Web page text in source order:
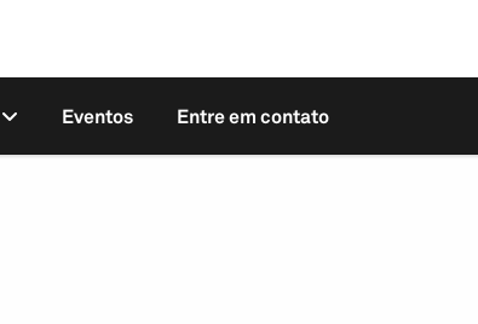
Eventos Entre em contato